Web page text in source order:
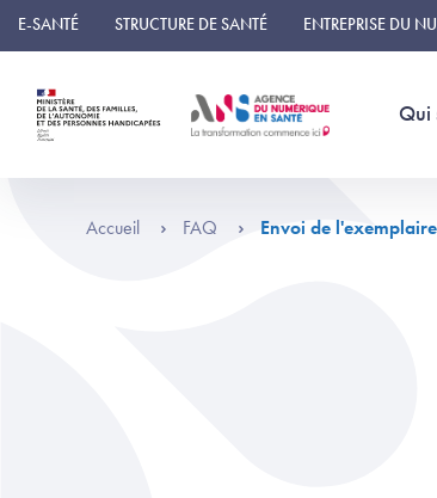
Panneau de gestion des cookies
E-SANTÉ STRUCTURE DE SANTÉ ENTREPRISE DU
Qui
Accueil FAQ Envoi de